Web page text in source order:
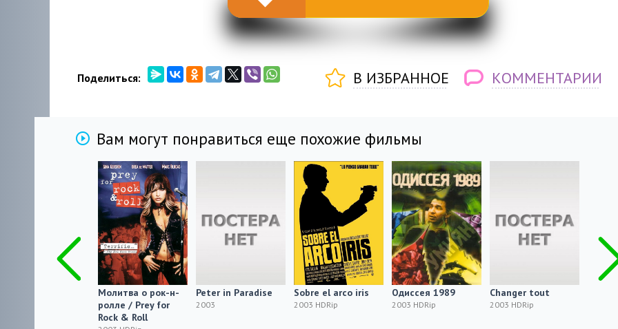
Поделиться: В ИЗБРАННОЕ КОММЕНТАРИИ
Вам могут понравиться еще похожие фильмы
Молитва о рок-н-
ролле / Prey for
Rock & Roll
Peter in Paradise
2003
Sobre el arco iris
2003 HDRip
Одиссея 1989
2003 HDRip
Changer tout
2003 HDRip